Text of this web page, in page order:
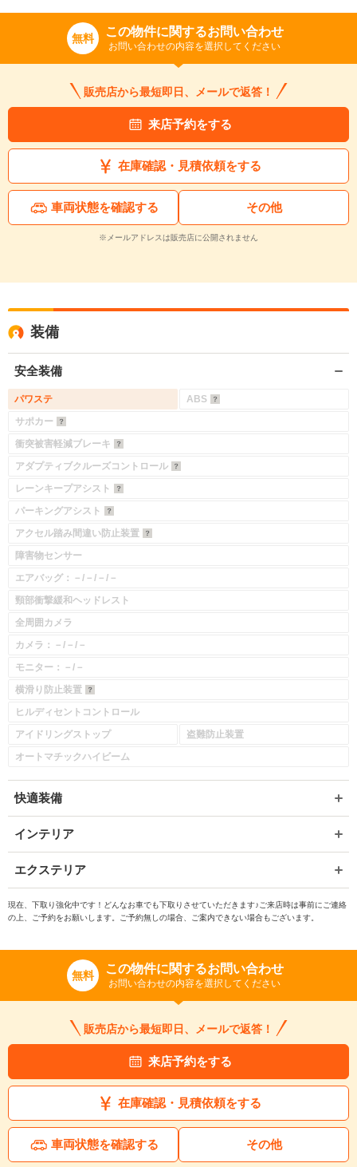
無料 この物件に関するお問い合わせ
お問い合わせの内容を選択してください
販売店から最短即日、メールで返答！
来店予約をする
在庫確認・見積依頼をする
車両状態を確認する その他
※メールアドレスは販売店に公開されません
装備
安全装備
パワステ
ABS
サポカー
衝突被害軽減ブレーキ
アダプティブクルーズコントロール
レーンキープアシスト
パーキングアシスト
アクセル踏み間違い防止装置
障害物センサー
エアバッグ：－/－/－/－
頸部衝撃緩和ヘッドレスト
全周囲カメラ
カメラ：－/－/－
モニター：－/－
横滑り防止装置
ヒルディセントコントロール
アイドリングストップ
盗難防止装置
オートマチックハイビーム
快適装備
インテリア
エクステリア
現在、下取り強化中です！どんなお車でも下取りさせていただきます♪ご来店時は事前にご連絡
の上、ご予約をお願いします。ご予約無しの場合、ご案内できない場合もございます。
無料 この物件に関するお問い合わせ
お問い合わせの内容を選択してください
販売店から最短即日、メールで返答！
来店予約をする
在庫確認・見積依頼をする
車両状態を確認する その他